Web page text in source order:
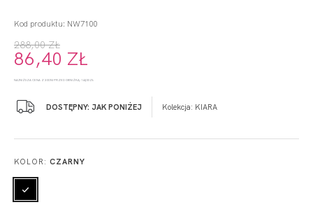
Kod produktu: NW7100
288,00 ZŁ
86,40 ZŁ
NAJNIŻSZA CENA Z 30 DNI PRZED OBNIŻKĄ: 144,00 ZŁ
DOSTĘPNY: JAK PONIŻEJ Kolekcja: KIARA
KOLOR: CZARNY